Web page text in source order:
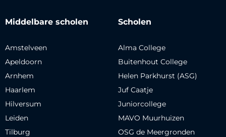
Middelbare scholen
Amstelveen
Apeldoorn
Arnhem
Haarlem
Hilversum
Leiden
Tilburg
Scholen
Alma College
Buitenhout College
Helen Parkhurst (ASG)
Juf Caatje
Juniorcollege
MAVO Muurhuizen
OSG de Meergronden